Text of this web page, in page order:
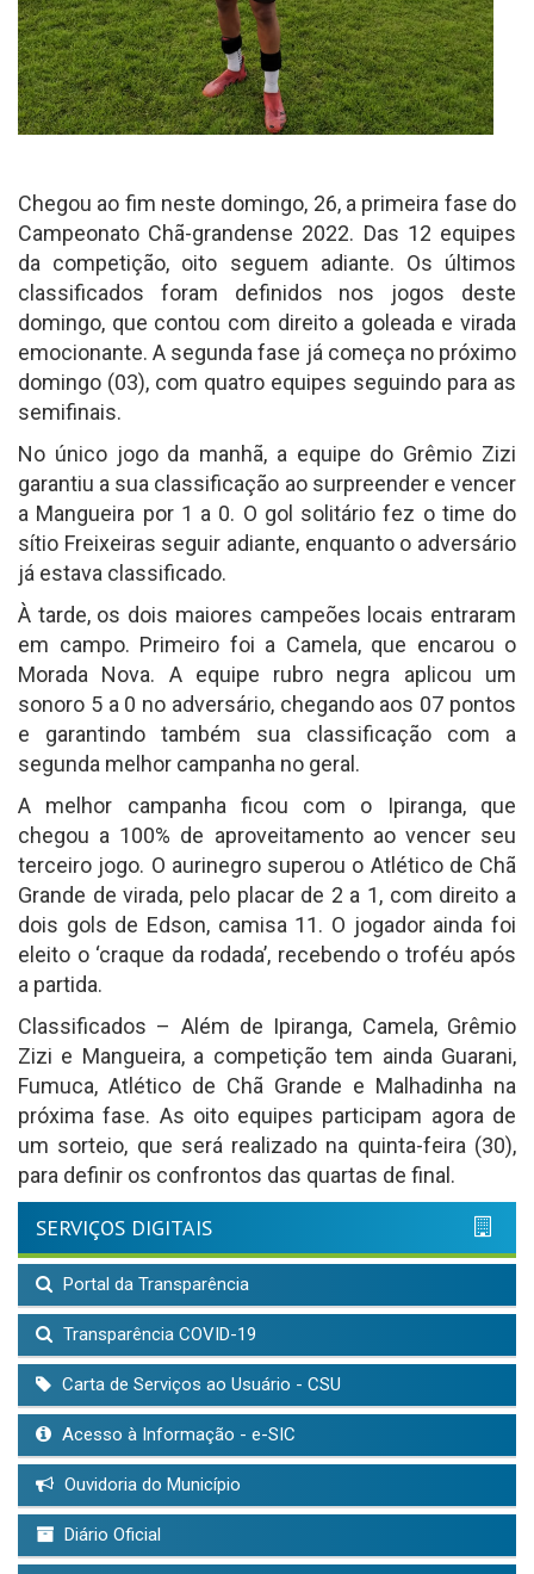
Chegou ao fim neste domingo, 26, a primeira fase do
Campeonato Chã-grandense 2022. Das 12 equipes
da competição, oito seguem adiante. Os últimos
classificados foram definidos nos jogos deste
domingo, que contou com direito a goleada e virada
emocionante. A segunda fase já começa no próximo
domingo (03), com quatro equipes seguindo para as
semifinais.
No único jogo da manhã, a equipe do Grêmio Zizi
garantiu a sua classificação ao surpreender e vencer
a Mangueira por 1 a 0. O gol solitário fez o time do
sítio Freixeiras seguir adiante, enquanto o adversário
já estava classificado.
À tarde, os dois maiores campeões locais entraram
em campo. Primeiro foi a Camela, que encarou o
Morada Nova. A equipe rubro negra aplicou um
sonoro 5 a 0 no adversário, chegando aos 07 pontos
e garantindo também sua classificação com a
segunda melhor campanha no geral.
A melhor campanha ficou com o Ipiranga, que
chegou a 100% de aproveitamento ao vencer seu
terceiro jogo. O aurinegro superou o Atlético de Chã
Grande de virada, pelo placar de 2 a 1, com direito a
dois gols de Edson, camisa 11. O jogador ainda foi
eleito o ‘craque da rodada’, recebendo o troféu após
a partida.
Classificados – Além de Ipiranga, Camela, Grêmio
Zizi e Mangueira, a competição tem ainda Guarani,
Fumuca, Atlético de Chã Grande e Malhadinha na
próxima fase. As oito equipes participam agora de
um sorteio, que será realizado na quinta-feira (30),
para definir os confrontos das quartas de final.
SERVIÇOS DIGITAIS
Portal da Transparência
Transparência COVID-19
Carta de Serviços ao Usuário - CSU
Acesso à Informação - e-SIC
Ouvidoria do Município
Diário Oficial